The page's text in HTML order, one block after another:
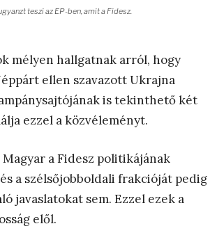
teszi az EP-ben, amit a Fidesz.
mélyen hallgatnak arról, hogy
ellen szavazott Ukrajna
is tekinthető két
ezzel a közvéleményt.
a Fidesz politikájának
a szélsőjobboldali frakcióját pedig
javaslatokat sem. Ezzel ezek a
elől.